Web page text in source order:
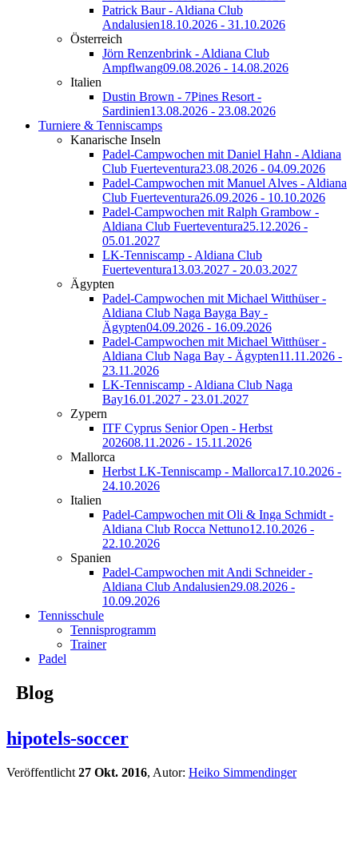
Patrick Baur - Aldiana Club
Andalusien18.10.2026 - 31.10.2026
Österreich
Jörn Renzenbrink - Aldiana Club
Ampflwang09.08.2026 - 14.08.2026
Italien
Dustin Brown - 7Pines Resort -
Sardinien13.08.2026 - 23.08.2026
Turniere & Tenniscamps
Kanarische Inseln
Padel-Campwochen mit Daniel Hahn - Aldiana
Club Fuerteventura23.08.2026 - 04.09.2026
Padel-Campwochen mit Manuel Alves - Aldiana
Club Fuerteventura26.09.2026 - 10.10.2026
Padel-Campwochen mit Ralph Grambow -
Aldiana Club Fuerteventura25.12.2026 -
05.01.2027
LK-Tenniscamp - Aldiana Club
Fuerteventura13.03.2027 - 20.03.2027
Ägypten
Padel-Campwochen mit Michael Witthüser -
Aldiana Club Naga Bayga Bay -
Ägypten04.09.2026 - 16.09.2026
Padel-Campwochen mit Michael Witthüser -
Aldiana Club Naga Bay - Ägypten11.11.2026 -
23.11.2026
LK-Tenniscamp - Aldiana Club Naga
Bay16.01.2027 - 23.01.2027
Zypern
ITF Cyprus Senior Open - Herbst
202608.11.2026 - 15.11.2026
Mallorca
Herbst LK-Tenniscamp - Mallorca17.10.2026 -
24.10.2026
Italien
Padel-Campwochen mit Oli & Inga Schmidt -
Aldiana Club Rocca Nettuno12.10.2026 -
22.10.2026
Spanien
Padel-Campwochen mit Andi Schneider -
Aldiana Club Andalusien29.08.2026 -
10.09.2026
Tennisschule
Tennisprogramm
Trainer
Padel
Blog
hipotels-soccer
Veröffentlicht 27 Okt. 2016, Autor: Heiko Simmendinger